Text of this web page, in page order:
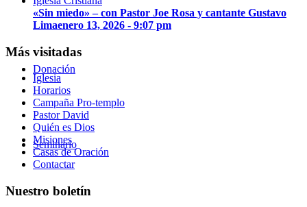
Donación
Seminario
«Sin miedo» – con Pastor Joe Rosa y cantante Gustavo
Limaenero 13, 2026 - 9:07 pm
Más visitadas
Iglesia
Horarios
Campaña Pro-templo
Pastor David
Quién es Dios
Misiones
Casas de Oración
Contactar
Nuestro boletín